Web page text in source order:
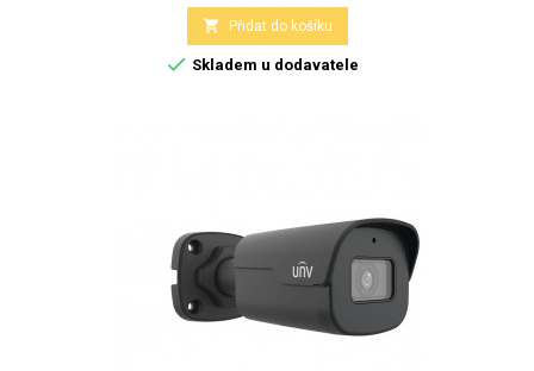
 Přidat do košíku
 Skladem u dodavatele